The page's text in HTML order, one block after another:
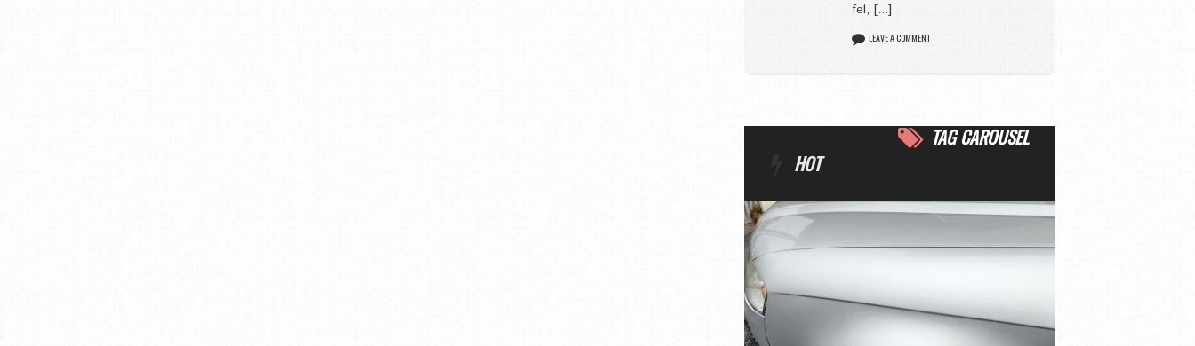
fel, [...]
LEAVE A COMMENT
TAG CAROUSEL
HOT